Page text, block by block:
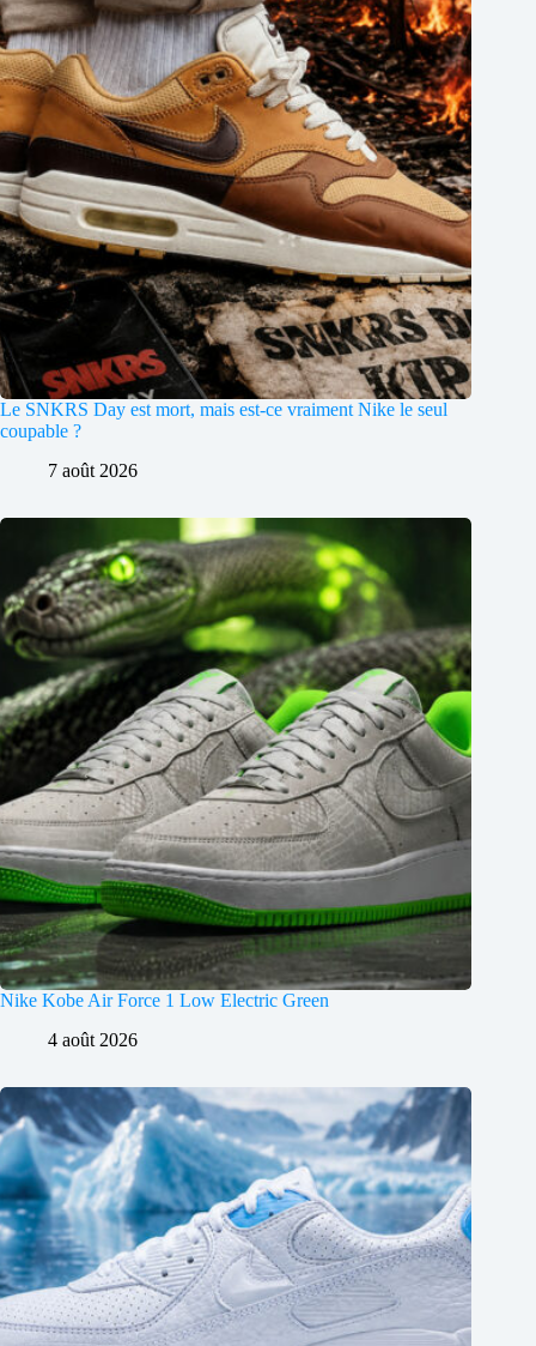
Le SNKRS Day est mort, mais est-ce vraiment Nike le seul
coupable ?
7 août 2026
Nike Kobe Air Force 1 Low Electric Green
4 août 2026